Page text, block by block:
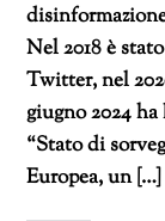
Nel 2018 è
Twitter, nel
giugno 2024
“Stato di
Europea, un […]